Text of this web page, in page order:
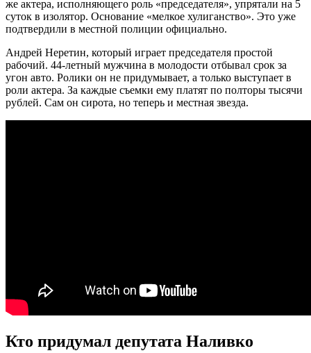
же актера, исполняющего роль «председателя», упрятали на 5
суток в изолятор. Основание «мелкое хулиганство». Это уже
подтвердили в местной полиции официально.
Андрей Неретин, который играет председателя простой
рабочий. 44-летный мужчина в молодости отбывал срок за
угон авто. Ролики он не придумывает, а только выступает в
роли актера. За каждые съемки ему платят по полторы тысячи
рублей. Сам он сирота, но теперь и местная звезда.
Кто придумал депутата Наливко